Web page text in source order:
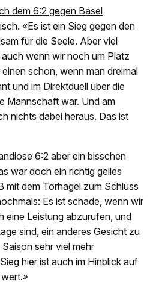
dem 6:2 gegen Basel
«Es ist ein Sieg gegen den
für die Seele. Aber viel
wenn wir noch um Platz
schon, wenn man dreimal
und im Direktduell über die
Mannschaft war. Und am
nichts dabei heraus. Das ist
6:2 aber ein bisschen
war doch ein richtig geiles
mit dem Torhagel zum Schluss
Es ist schade, wenn wir
eine Leistung abzurufen, und
sind, ein anderes Gesicht zu
sehr viel mehr
hier ist auch im Hinblick auf